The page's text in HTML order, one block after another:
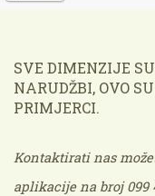
SVE DIMENZIJE
NARUDŽBI, OVO
PRIMJERCI.
Kontaktirati nas
aplikacije na broj 099